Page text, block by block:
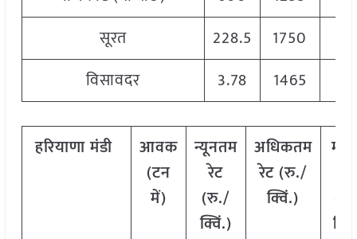
सूरत
228.5 1750
विसावदर
3.78 1465
हरियाणामंडी
आवक
(टन
में)
न्यूनतम
रेट
(रु./
क्विं.)
अधिकतम
रेट (रु./
क्विं.)